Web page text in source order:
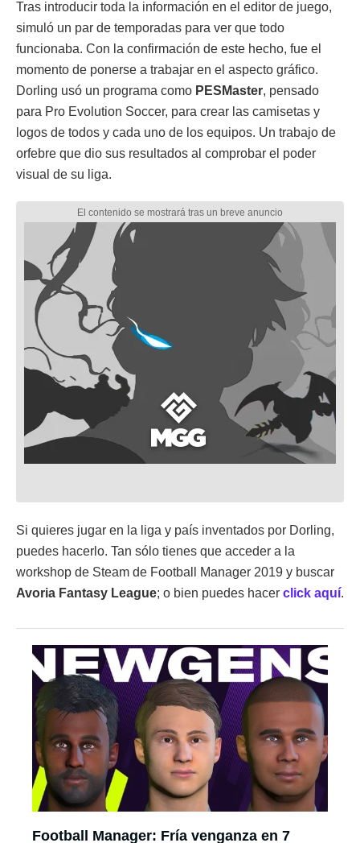
Tras introducir toda la información en el editor de juego,
simuló un par de temporadas para ver que todo
funcionaba. Con la confirmación de este hecho, fue el
momento de ponerse a trabajar en el aspecto gráfico.
Dorling usó un programa como PESMaster, pensado
para Pro Evolution Soccer, para crear las camisetas y
logos de todos y cada uno de los equipos. Un trabajo de
orfebre que dio sus resultados al comprobar el poder
visual de su liga.
Si quieres jugar en la liga y país inventados por Dorling,
puedes hacerlo. Tan sólo tienes que acceder a la
workshop de Steam de Football Manager 2019 y buscar
Avoria Fantasy League; o bien puedes hacer click aquí.
Football Manager: Fría venganza en 7